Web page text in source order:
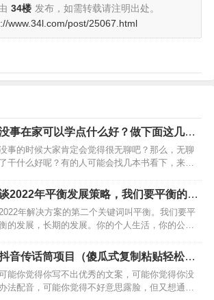
34楼 发布，如需转载请注明出处。
www.34l.com/post/25067.html
事在家可以学点什么好？做下面这几种
以提升自己又能充实自己
事的时候大家肯定会觉得很无聊吧？那么，无聊
了干什么好呢？有的人可能会找几本书看下，来学
间，或者把该洗的衣服洗一下，拿出去自己的被子
晒一下。总之，给自己找活干，充实自己。…
2022年平衡发展策略，我们要平衡的发
展
年解决方案的第二个关键词叫平衡。我们要平
的发展，长期的发展。你的个人生活，你的公司
，不能说我只赚钱，身体就搞垮，或者说我只赚
钱，但是不关心国家的形势。你看，密室逃脱这
个行业，上周国家…
音传话筒项目（傻瓜式复制粘贴轻松月
3000+）
能你觉得你写不出优秀的文案，可能你觉得你没
办法配音，可能你觉得不好意思露脸，但又想通过